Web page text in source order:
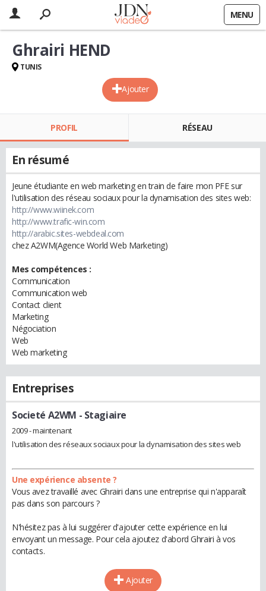
MENU
Ajouter
Ghrairi HEND
TUNIS
PROFIL RÉSEAU
En résumé
Jeune étudiante en web marketing en train de faire mon PFE sur
l'utilisation des réseau sociaux pour la dynamisation des sites web:
http://www.wiinek.com
http://www.trafic-win.com
http://arabic.sites-webdeal.com
chez A2WM(Agence World Web Marketing)
Mes compétences :
Communication
Communication web
Contact client
Marketing
Négociation
Web
Web marketing
Entreprises
Societé A2WM - Stagiaire
2009 - maintenant
l'utilisation des réseaux sociaux pour la dynamisation des sites web
Une expérience absente ?
Vous avez travaillé avec Ghrairi dans une entreprise qui n'apparaît
pas dans son parcours ?
N'hésitez pas à lui suggérer d'ajouter cette expérience en lui
envoyant un message. Pour cela ajoutez d'abord Ghrairi à vos
contacts.
Ajouter